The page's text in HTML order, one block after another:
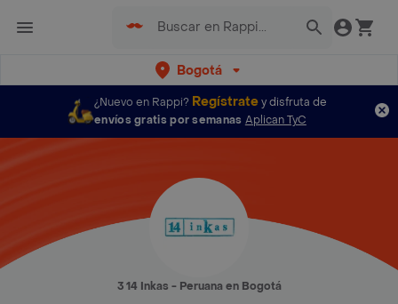
Bogotá
¿Nuevo en Rappi? Regístratey disfruta de
envíos gratis por semanas Aplican TyC
3 14 Inkas - Peruana en Bogotá